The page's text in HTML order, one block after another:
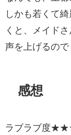
しかも若くて
くと、メイド
声を上げるので
感想
ラブラブ度